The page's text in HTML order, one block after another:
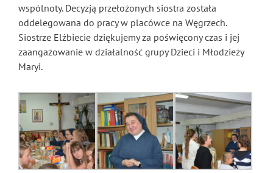
wspólnoty. Decyzją przełożonych siostra została
oddelegowana do pracy w placówce na Węgrzech.
Siostrze Elżbiecie dziękujemy za poświęcony czas i jej
zaangażowanie w działalność grupy Dzieci i Młodzieży
Maryi.